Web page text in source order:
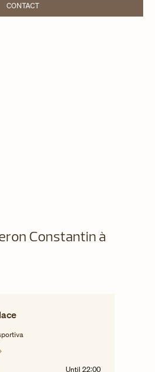
CONTACTLINK OPENS IN NEW TAB
Constantin à
Until 22:00